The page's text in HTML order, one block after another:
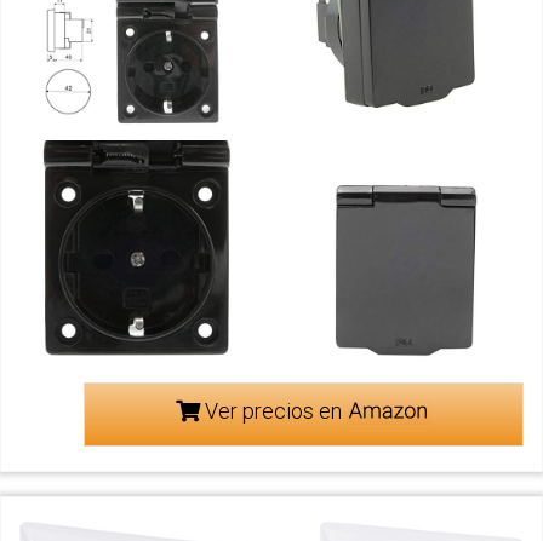
Ver precios en